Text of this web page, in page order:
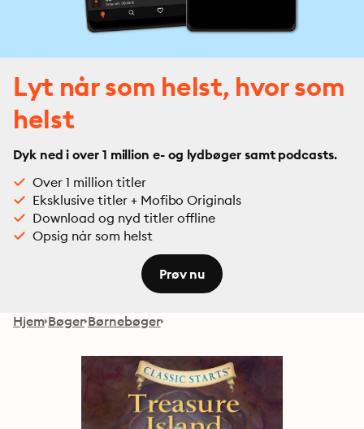
Lyt når som helst, hvor som
helst
Dyk ned i over 1 million e- og lydbøger samt podcasts.
Over 1 million titler
Eksklusive titler + Mofibo Originals
Download og nyd titler offline
Opsig når som helst
Prøv nu
Hjem Bøger Børnebøger